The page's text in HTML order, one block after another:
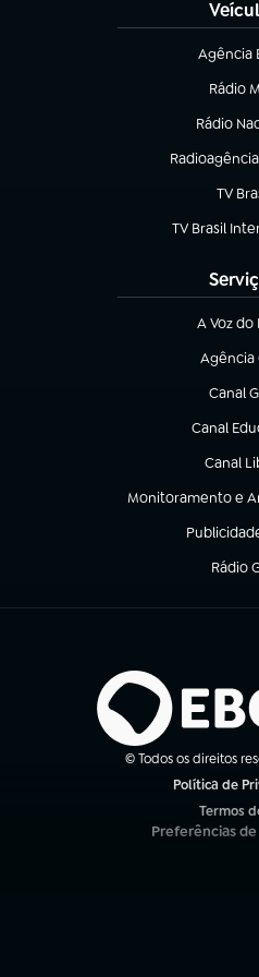
Agência
(abre em
Rádio
(abre
Rádio
(abre em
TV
(abre
TV Brasil
(abre em
A Voz do
(abre em
Agência
(abre em
Canal
(abre
Canal
(abre em
Canal
(abre
Monitoramento e
(abre em nova aba)
(abre em
Rádio
(abre
© Todos os direitos
Política de
Termos
(abre em
Preferências